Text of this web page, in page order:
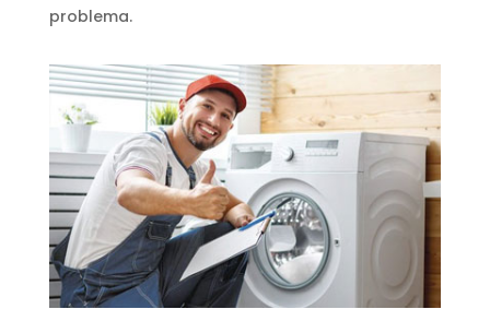
problema.